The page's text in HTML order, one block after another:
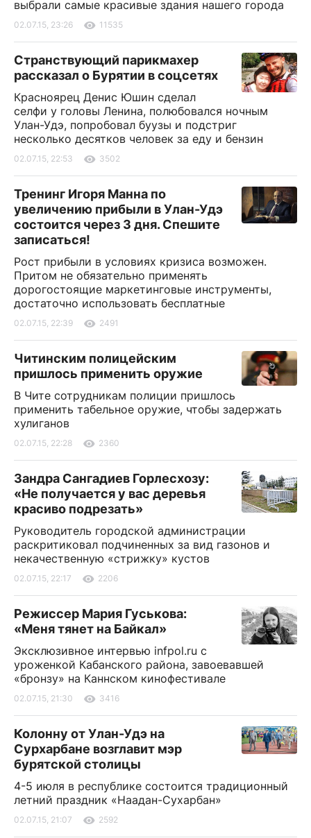
выбрали самые красивые здания нашего города
02.07.15, 23:26 11535
Странствующий парикмахер
рассказал о Бурятии в соцсетях
Красноярец Денис Юшин сделал
селфи у головы Ленина, полюбовался ночным
Улан-Удэ, попробовал буузы и подстриг
несколько десятков человек за еду и бензин
02.07.15, 22:53 3502
Тренинг Игоря Манна по
увеличению прибыли в Улан-Удэ
состоится через 3 дня. Спешите
записаться!
Рост прибыли в условиях кризиса возможен.
Притом не обязательно применять
дорогостоящие маркетинговые инструменты,
достаточно использовать бесплатные
02.07.15, 22:39 2491
Читинским полицейским
пришлось применить оружие
В Чите сотрудникам полиции пришлось
применить табельное оружие, чтобы задержать
хулиганов
02.07.15, 22:28 2360
Зандра Сангадиев Горлесхозу:
«Не получается у вас деревья
красиво подрезать»
Руководитель городской администрации
раскритиковал подчиненных за вид газонов и
некачественную «стрижку» кустов
02.07.15, 22:17 2206
Режиссер Мария Гуськова:
«Меня тянет на Байкал»
Эксклюзивное интервью infpol.ru с
уроженкой Кабанского района, завоевавшей
«бронзу» на Каннском кинофестивале
02.07.15, 21:30 3416
Колонну от Улан-Удэ на
Сурхарбане возглавит мэр
бурятской столицы
4-5 июля в республике состоится традиционный
летний праздник «Наадан-Сухарбан»
02.07.15, 21:07 2592